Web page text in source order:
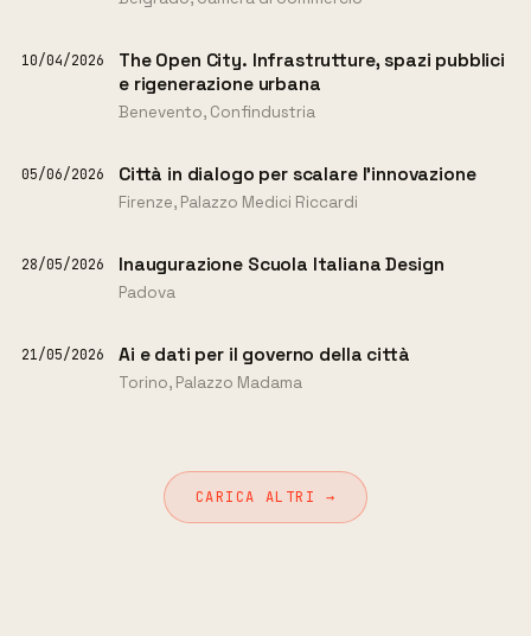
10/04/2026
The Open City. Infrastrutture, spazi pubblici
e rigenerazione urbana
Benevento, Confindustria
05/06/2026 Città in dialogo per scalare l’innovazione
Firenze, Palazzo Medici Riccardi
28/05/2026 Inaugurazione Scuola Italiana Design
Padova
21/05/2026 Ai e dati per il governo della città
Torino, Palazzo Madama
CARICA ALTRI →